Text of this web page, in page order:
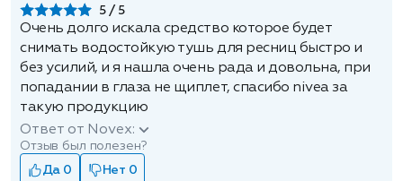
5
Очень долго искала средство которое будет
снимать водостойкую тушь для ресниц быстро и
без усилий, и я нашла очень рада и довольна, при
попадании в глаза не щиплет, спасибо nivea за
такую продукцию
Ответ от Novex:
Отзыв был полезен?
Да 0
Нет 0